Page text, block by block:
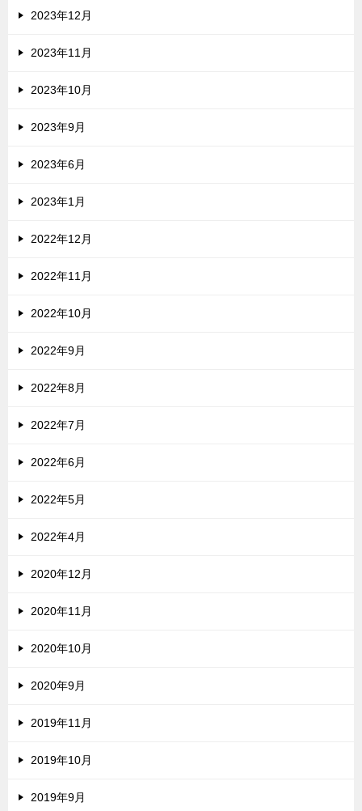
2023年12月
2023年11月
2023年10月
2023年9月
2023年6月
2023年1月
2022年12月
2022年11月
2022年10月
2022年9月
2022年8月
2022年7月
2022年6月
2022年5月
2022年4月
2020年12月
2020年11月
2020年10月
2020年9月
2019年11月
2019年10月
2019年9月